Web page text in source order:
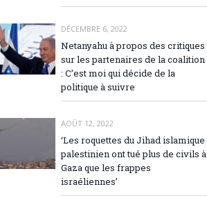
DÉCEMBRE 6, 2022
Netanyahu à propos des critiques
sur les partenaires de la coalition
: C’est moi qui décide de la
politique à suivre
AOÛT 12, 2022
‘Les roquettes du Jihad islamique
palestinien ont tué plus de civils à
Gaza que les frappes
israéliennes’